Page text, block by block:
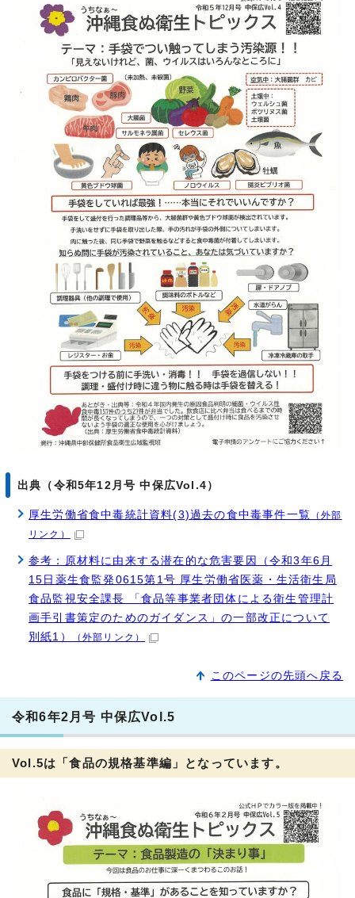
出典（令和5年12月号 中保広Vol.4）
厚生労働省食中毒統計資料(3)過去の食中毒事件一覧 （外部
リンク）
参考：原材料に由来する潜在的な危害要因（令和3年6月
15日薬生食監発0615第1号 厚生労働省医薬・生活衛生局
食品監視安全課長 「食品等事業者団体による衛生管理計
画手引書策定のためのガイダンス」の一部改正について
別紙1）
（外部リンク）
このページの先頭へ戻る
令和6年2月号 中保広Vol.5
Vol.5は「食品の規格基準編」となっています。